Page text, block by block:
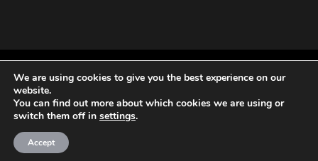
Copyright © 2025. All rights reserved.
We are using cookies to give you the best experience on our
website.
You can find out more about which cookies we are using or
switch them off in settings.
Accept